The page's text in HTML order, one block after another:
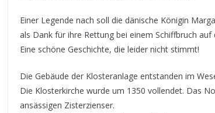
Einer Legende nach soll die dänische Königin
als Dank für ihre Rettung bei einem Schiffbruch auf
Eine schöne Geschichte, die leider nicht stimmt!
Die Gebäude der Klosteranlage entstanden im
Die Klosterkirche wurde um 1350 vollendet. Das
ansässigen Zisterzienser.